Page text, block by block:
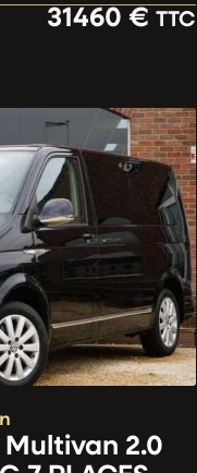
31460 € TTC
2.0